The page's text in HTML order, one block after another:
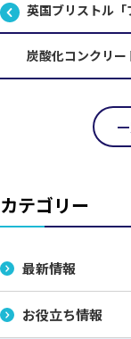
英国ブリストル「ブラバゾン
カテゴリー
最新情報
お役立ち情報